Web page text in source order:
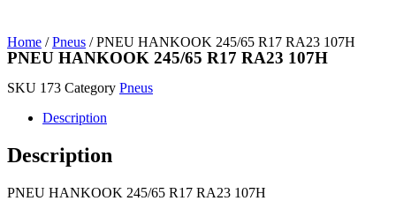
Home /Pneus / PNEU HANKOOK 245/65 R17 RA23 107H
PNEU HANKOOK 245/65 R17 RA23 107H
SKU 173 Category Pneus
Description
Description
PNEU HANKOOK 245/65 R17 RA23 107H